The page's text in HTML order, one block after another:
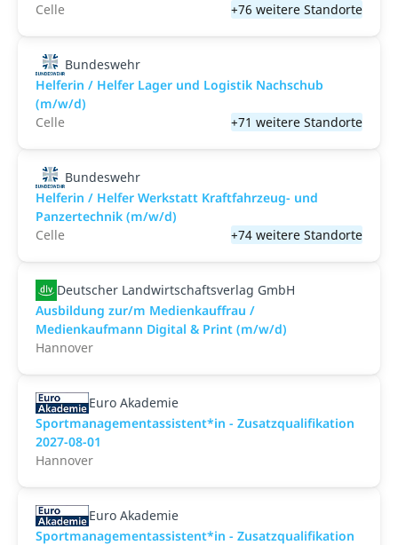
Celle
+76 weitere Standorte
Bundeswehr
Helferin / Helfer Lager und Logistik Nachschub
(m/w/d)
Celle
+71 weitere Standorte
Bundeswehr
Helferin / Helfer Werkstatt Kraftfahrzeug- und
Panzertechnik (m/w/d)
Celle
+74 weitere Standorte
Deutscher Landwirtschaftsverlag GmbH
Ausbildung zur/m Medienkauffrau /
Medienkaufmann Digital & Print (m/w/d)
Hannover
Euro Akademie
Sportmanagementassistent*in - Zusatzqualifikation
2027-08-01
Hannover
Euro Akademie
Sportmanagementassistent*in - Zusatzqualifikation